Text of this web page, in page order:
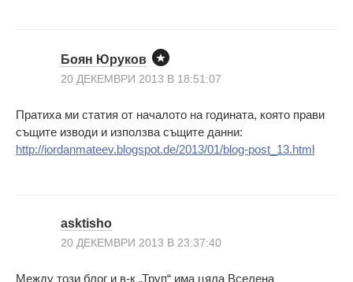
Боян Юруков
20 ДЕКЕМВРИ 2013 В 18:51:07
Пратиха ми статия от началото на годината, която прави
същите изводи и използва същите данни:
http://iordanmateev.blogspot.de/2013/01/blog-post_13.html
asktisho
20 ДЕКЕМВРИ 2013 В 23:37:40
Между този блог и в-к „Труп“ има цяла Вселена